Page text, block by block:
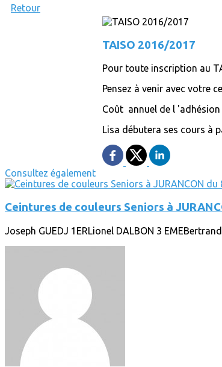
Retour
TAISO 2016/2017
Pour toute inscription au
Pensez à venir avec votre
Coût annuel de l 'adhésion
Lisa débutera ses cours à
Consultez également
Ceintures de couleurs Seniors à
Joseph GUEDJ 1ERLionel DALBON 3 EMEBertrand